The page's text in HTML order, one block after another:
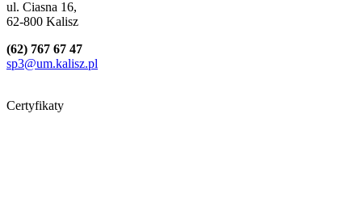
ul. Ciasna 16,
62-800 Kalisz
(62) 767 67 47
sp3@um.kalisz.pl
Certyfikaty